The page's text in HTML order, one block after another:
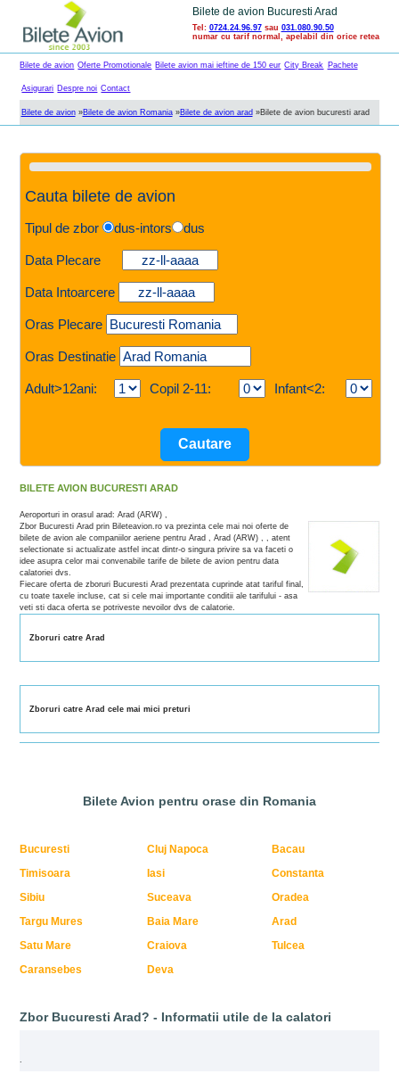
Bilete de avion Bucuresti Arad
Tel: 0724.24.96.97sau 031.080.90.50
numar cu tarif normal, apelabil din orice retea
Bilete de avion Oferte Promotionale Bilete avion mai ieftine de 150 eur City Break Pachete
Asigurari Despre noi Contact
Bilete de avion»Bilete de avion Romania»Bilete de avion arad »Bilete de avion bucuresti arad
Cauta bilete de avion
Tipul de zbor dus-intors dus
Data Plecare
Data Intoarcere
Oras Plecare
Oras Destinatie
Adult>12ani: Copil 2-11: Infant<2:
BILETE AVION BUCURESTI ARAD
Aeroporturi in orasul arad: Arad (ARW) ,
Zbor Bucuresti Arad prin Bileteavion.ro va prezinta cele mai noi oferte de
bilete de avion ale companiilor aeriene pentru Arad , Arad (ARW) , , atent
selectionate si actualizate astfel incat dintr-o singura privire sa va faceti o
idee asupra celor mai convenabile tarife de bilete de avion pentru data
calatoriei dvs.
Fiecare oferta de zboruri Bucuresti Arad prezentata cuprinde atat tariful final,
cu toate taxele incluse, cat si cele mai importante conditii ale tarifului - asa
veti sti daca oferta se potriveste nevoilor dvs de calatorie.
Zboruri catre Arad
Zboruri catre Arad cele mai mici preturi
Bilete Avion pentru orase din Romania
Bucuresti Cluj Napoca
Bacau
Timisoara
Iasi
Constanta
Sibiu
Suceava
Oradea
Targu Mures
Baia Mare
Arad
Satu Mare
Craiova
Tulcea
Caransebes
Deva
Zbor Bucuresti Arad? - Informatii utile de la calatori
.